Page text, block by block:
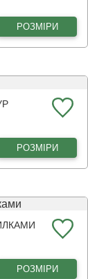
РОЗМІРИ
РОЗМІРИ
РОЗМІРИ